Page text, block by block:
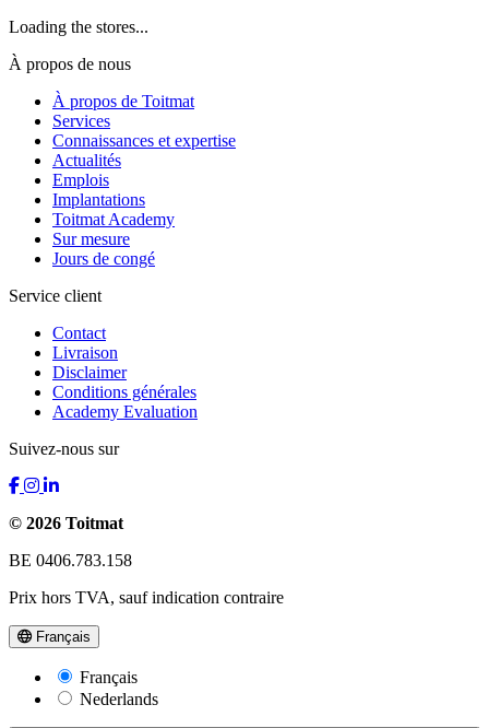
Loading the stores...
À propos de nous
À propos de Toitmat
Services
Connaissances et expertise
Actualités
Emplois
Implantations
Toitmat Academy
Sur mesure
Jours de congé
Service client
Contact
Livraison
Disclaimer
Conditions générales
Academy Evaluation
Suivez-nous sur
© 2026 Toitmat
BE 0406.783.158
Prix hors TVA, sauf indication contraire
Français
Français
Nederlands